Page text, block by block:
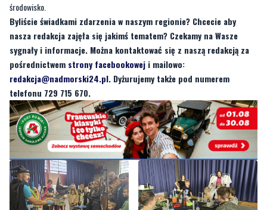
środowisko.
Byliście świadkami zdarzenia w naszym regionie? Chcecie aby
nasza redakcja zajęła się jakimś tematem? Czekamy na Wasze
sygnały i informacje. Można kontaktować się z naszą redakcją za
pośrednictwem strony facebookowej i mailowo:
redakcja@nadmorski24.pl. Dyżurujemy także pod numerem
telefonu 729 715 670.